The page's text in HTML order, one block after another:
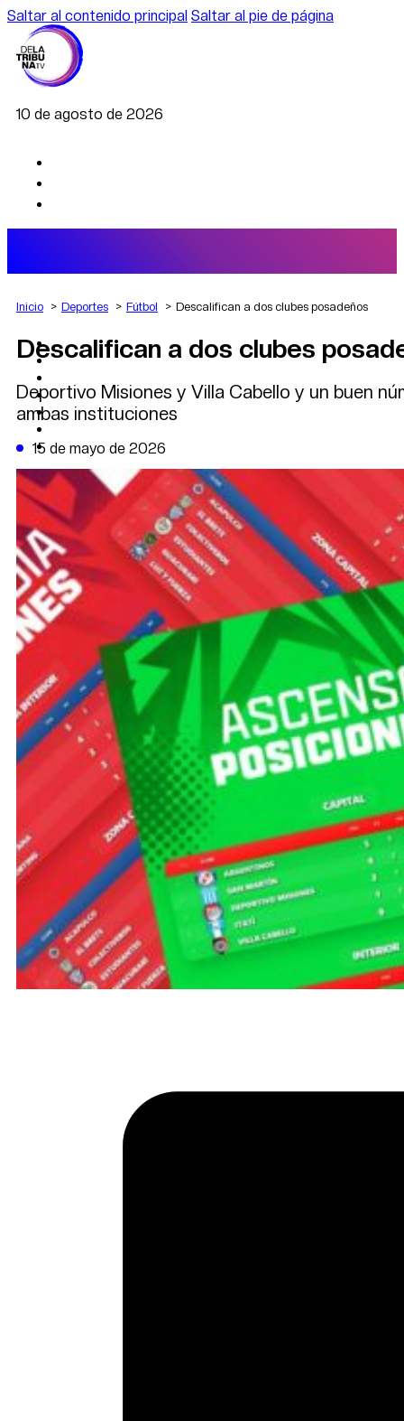
Saltar al contenido principal Saltar al pie de página
10 de agosto de 2026
AGRO
DEPORTES
POLÍTICA
CAMBIO CLIMÁTICO
DE LA TRIBUNA TV
Inicio Deportes Fútbol Descalifican a dos clubes posadeños
Descalifican a dos clubes
Deportivo Misiones y Villa Cabello y un buen
ambas instituciones
15 de mayo de 2026